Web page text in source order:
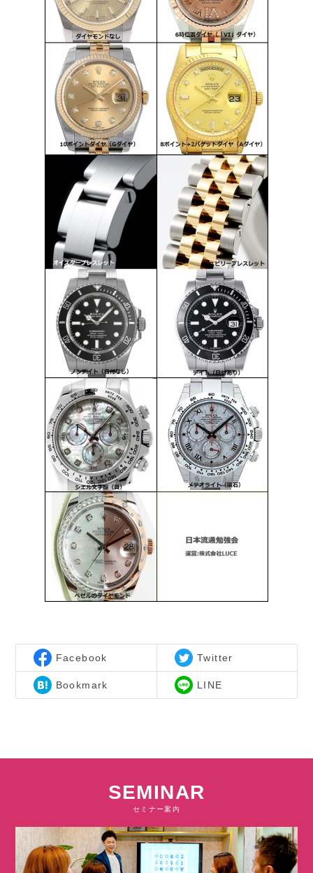
Facebook Twitter
Bookmark LINE
SEMINAR
セミナー案内